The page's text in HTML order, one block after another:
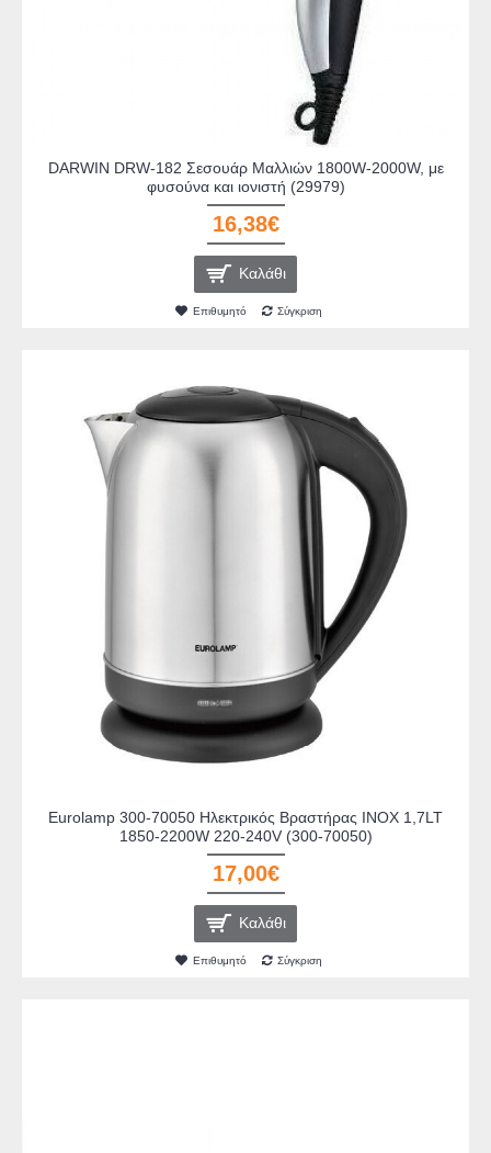
DARWIN DRW-182 Σεσουάρ Μαλλιών 1800W-2000W, με
φυσούνα και ιονιστή (29979)
16,38€
Καλάθι
Επιθυμητό Σύγκριση
Eurolamp 300-70050 Ηλεκτρικός Βραστήρας INOX 1,7LT
1850-2200W 220-240V (300-70050)
17,00€
Καλάθι
Επιθυμητό Σύγκριση